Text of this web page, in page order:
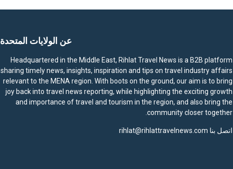
c
عن الولايات المتحدة
Headquartered in the Middle East, Rihlat Travel News is a B2B platform
sharing timely news, insights, inspiration and tips on travel industry affairs
relevant to the MENA region. With boots on the ground, our aim is to bring
joy back into travel news reporting, while highlighting the exciting growth
and importance of travel and tourism in the region, and also bring the
community closer together.
اتصل بنا rihlat@rihlattravelnews.com